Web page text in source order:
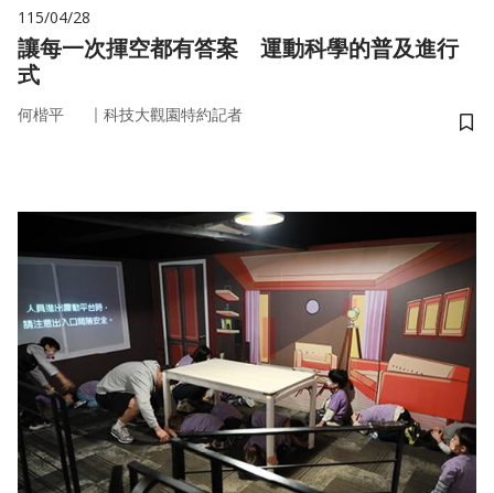
115/04/28
讓每一次揮空都有答案 運動科學的普及進行
式
何楷平 ｜ 科技大觀園特約記者
儲